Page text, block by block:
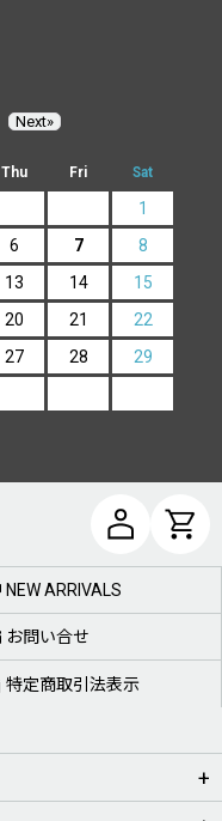
Next»
Thu Fri Sat
1
6 7
8
13 14
15
20 21
22
27 28
29
NEW ARRIVALS
お問い合せ
特定商取引法表示